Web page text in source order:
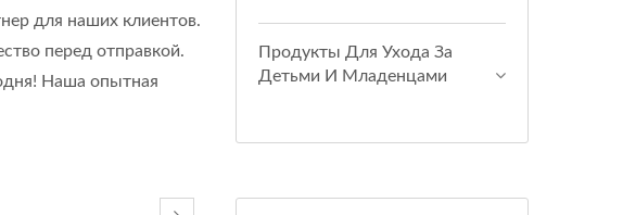
для наших клиентов.
перед отправкой.
Наша опытная
Продукты Для Ухода За
Детьми И Младенцами